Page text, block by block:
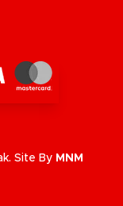
Site By MNM